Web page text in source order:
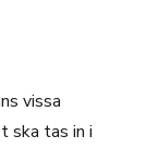
vissa
ska tas in i